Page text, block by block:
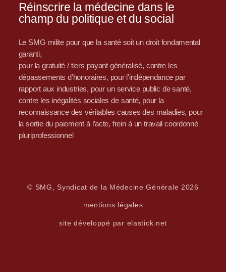
Réinscrire la médecine dans le
champ du politique et du social
Le SMG milite pour que la santé soit un droit fondamental
garanti,
pour la gratuité / tiers payant généralisé, contre les
dépassements d’honoraires, pour l’indépendance par
rapport aux industries, pour un service public de santé,
contre les inégalités sociales de santé, pour la
reconnaissance des véritables causes des maladies, pour
la sortie du paiement à l’acte, frein à un travail coordonné
pluriprofessionnel
© SMG, Syndicat de la Médecine Générale 2026
mentions légales
site développé par elastick.net